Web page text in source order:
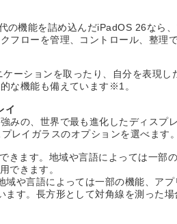
の機能を詰め込んだiPadOS 26なら
フローを管理、コントロール、整理で
ーションを取ったり、自分を表現
な機能も備えています※1。
イ
みの、世界で最も進化したディス
レイガラスのオプションを選べます。
ます。地域や言語によっては一部
できます。
や言語によっては一部の機能、ア
す。長方形として対角線を測った